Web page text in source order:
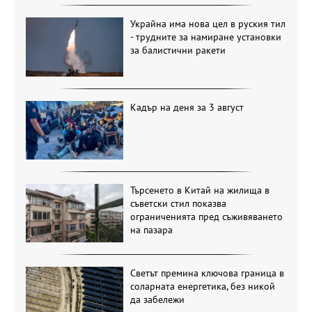
Украйна има нова цел в руския тил
- трудните за намиране установки
за балистични ракети
Кадър на деня за 3 август
Търсенето в Китай на жилища в
съветски стил показва
ограниченията пред съживяването
на пазара
Светът премина ключова граница в
соларната енергетика, без никой
да забележи